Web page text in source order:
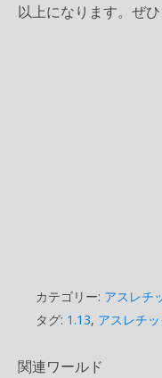
以上になります。ぜ
カテゴリー: アスレチ
タグ: 1.13, アスレチッ
関連ワールド